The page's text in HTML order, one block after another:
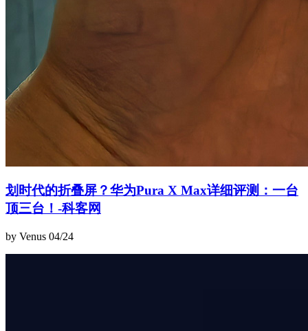
划时代的折叠屏？华为Pura X Max详细评测：一台
顶三台！-科客网
by Venus 04/24